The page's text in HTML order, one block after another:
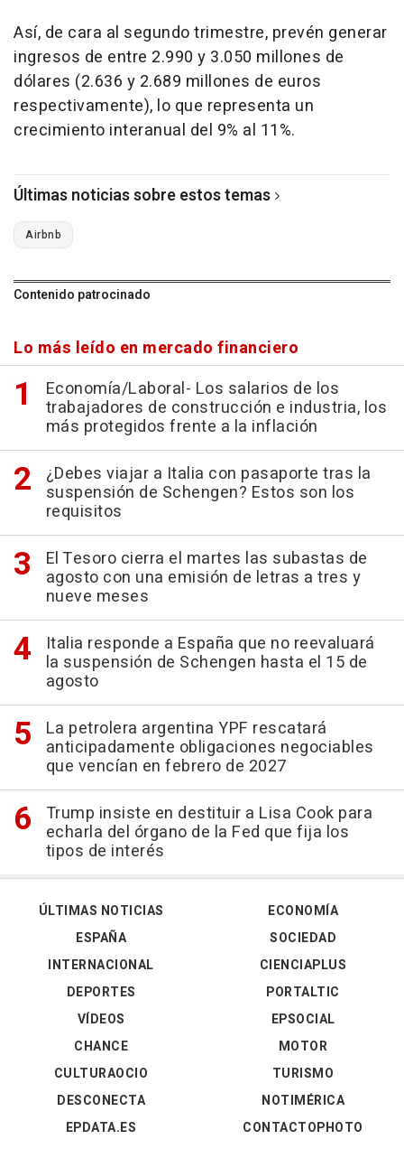
Así, de cara al segundo trimestre, prevén generar
ingresos de entre 2.990 y 3.050 millones de
dólares (2.636 y 2.689 millones de euros
respectivamente), lo que representa un
crecimiento interanual del 9% al 11%.
Últimas noticias sobre estos temas
Airbnb
Contenido patrocinado
Lo más leído en mercado financiero
Economía/Laboral- Los salarios de los
trabajadores de construcción e industria, los
más protegidos frente a la inflación
¿Debes viajar a Italia con pasaporte tras la
suspensión de Schengen? Estos son los
requisitos
El Tesoro cierra el martes las subastas de
agosto con una emisión de letras a tres y
nueve meses
Italia responde a España que no reevaluará
la suspensión de Schengen hasta el 15 de
agosto
La petrolera argentina YPF rescatará
anticipadamente obligaciones negociables
que vencían en febrero de 2027
Trump insiste en destituir a Lisa Cook para
echarla del órgano de la Fed que fija los
tipos de interés
ÚLTIMAS NOTICIAS
ESPAÑA
INTERNACIONAL
DEPORTES
VÍDEOS
ECONOMÍA
SOCIEDAD
CIENCIAPLUS
PORTALTIC
EPSOCIAL
CHANCE
CULTURAOCIO
DESCONECTA
EPDATA.ES
MOTOR
TURISMO
NOTIMÉRICA
CONTACTOPHOTO